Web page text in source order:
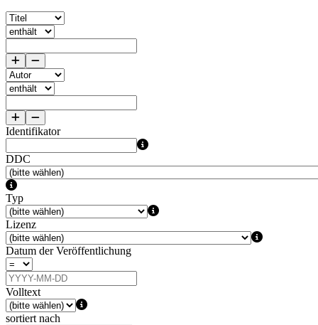
Identifikator
DDC
Typ
Lizenz
Datum der Veröffentlichung
Volltext
sortiert nach